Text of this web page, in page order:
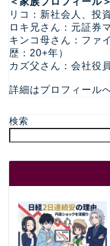
リコ：新社会人、投
ロキ兄さん：元証券
キンコ母さん：ファ
歴：20+年）
カズ父さん：会社役
詳細はプロフィール
検索